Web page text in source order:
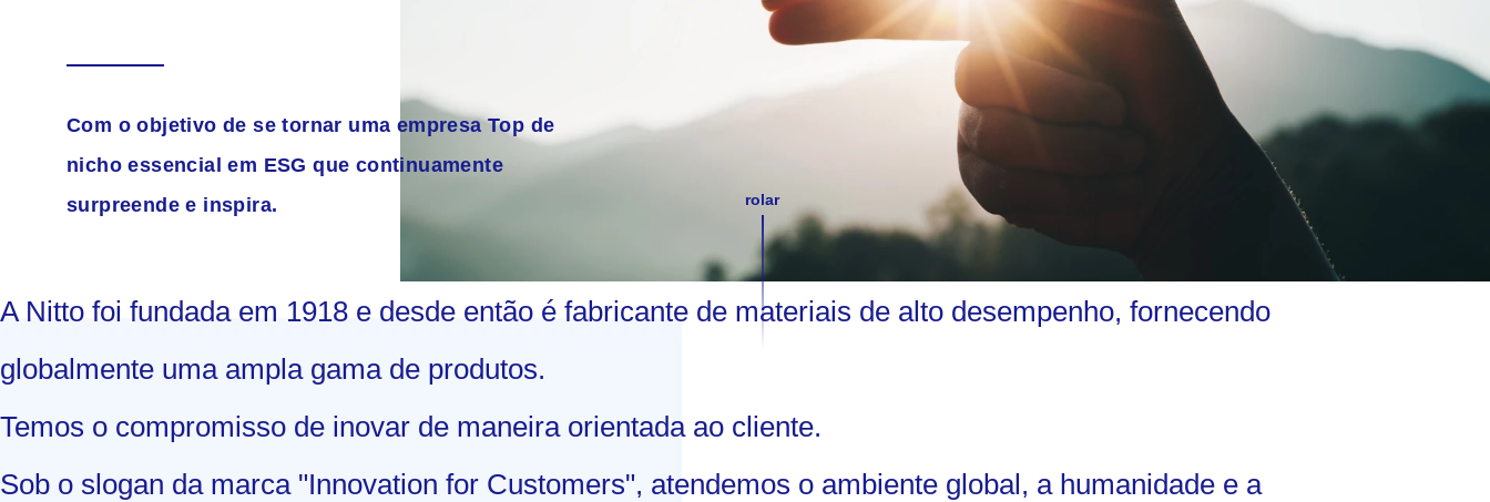
Com o objetivo de se tornar uma empresa Top de
nicho essencial em ESG que continuamente
surpreende e inspira.
rolar
A Nitto foi fundada em 1918 e desde então é fabricante de materiais de alto desempenho, fornecendo
globalmente uma ampla gama de produtos.
Temos o compromisso de inovar de maneira orientada ao cliente.
Sob o slogan da marca "Innovation for Customers", atendemos o ambiente global, a humanidade e a